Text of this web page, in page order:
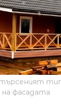
тип
на фасадата